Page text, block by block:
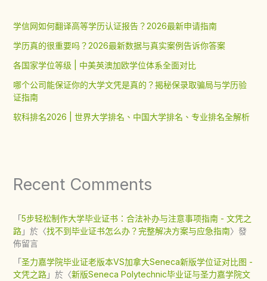
学信网如何翻译高等学历认证报告？2026最新申请指南
学历真的很重要吗？2026最新数据与真实案例告诉你答案
各国家学位等级 | 中美英澳加欧学位体系全面对比
哪个公司能保证你的大学文凭是真的？揭秘保录取骗局与学历验
证指南
软科排名2026 | 世界大学排名、中国大学排名、专业排名全解析
Recent Comments
「5步轻松制作大学毕业证书：合法补办与注意事项指南 - 文凭之
路」於〈找不到毕业证书怎么办？完整解决方案与应急指南〉發
佈留言
「圣力嘉学院毕业证老版本VS加拿大Seneca新版学位证对比图 -
文凭之路」於〈新版Seneca Polytechnic毕业证与圣力嘉学院文